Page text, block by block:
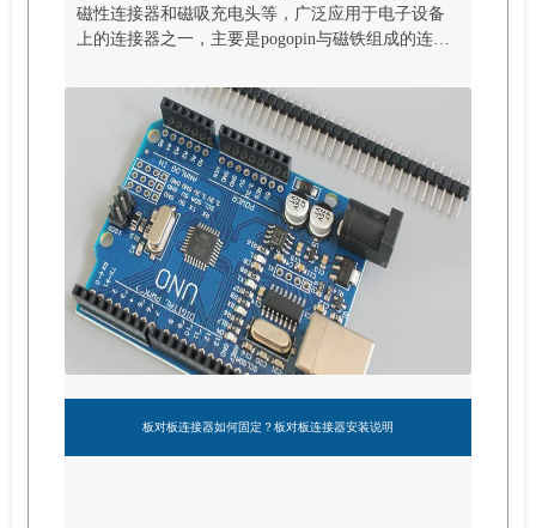
磁性连接器和磁吸充电头等，广泛应用于电子设备
上的连接器之一，主要是pogopin与磁铁组成的连接
板对板连接器如何固定？板对板连接器安装说明